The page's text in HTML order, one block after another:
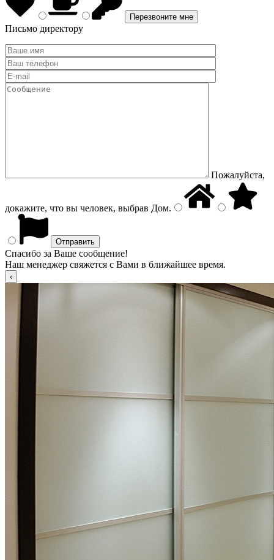
Письмо директору
Пожалуйста,
докажите, что вы человек, выбрав Дом.
Спасибо за Ваше сообщение!
Наш менеджер свяжется с Вами в ближайшее время.